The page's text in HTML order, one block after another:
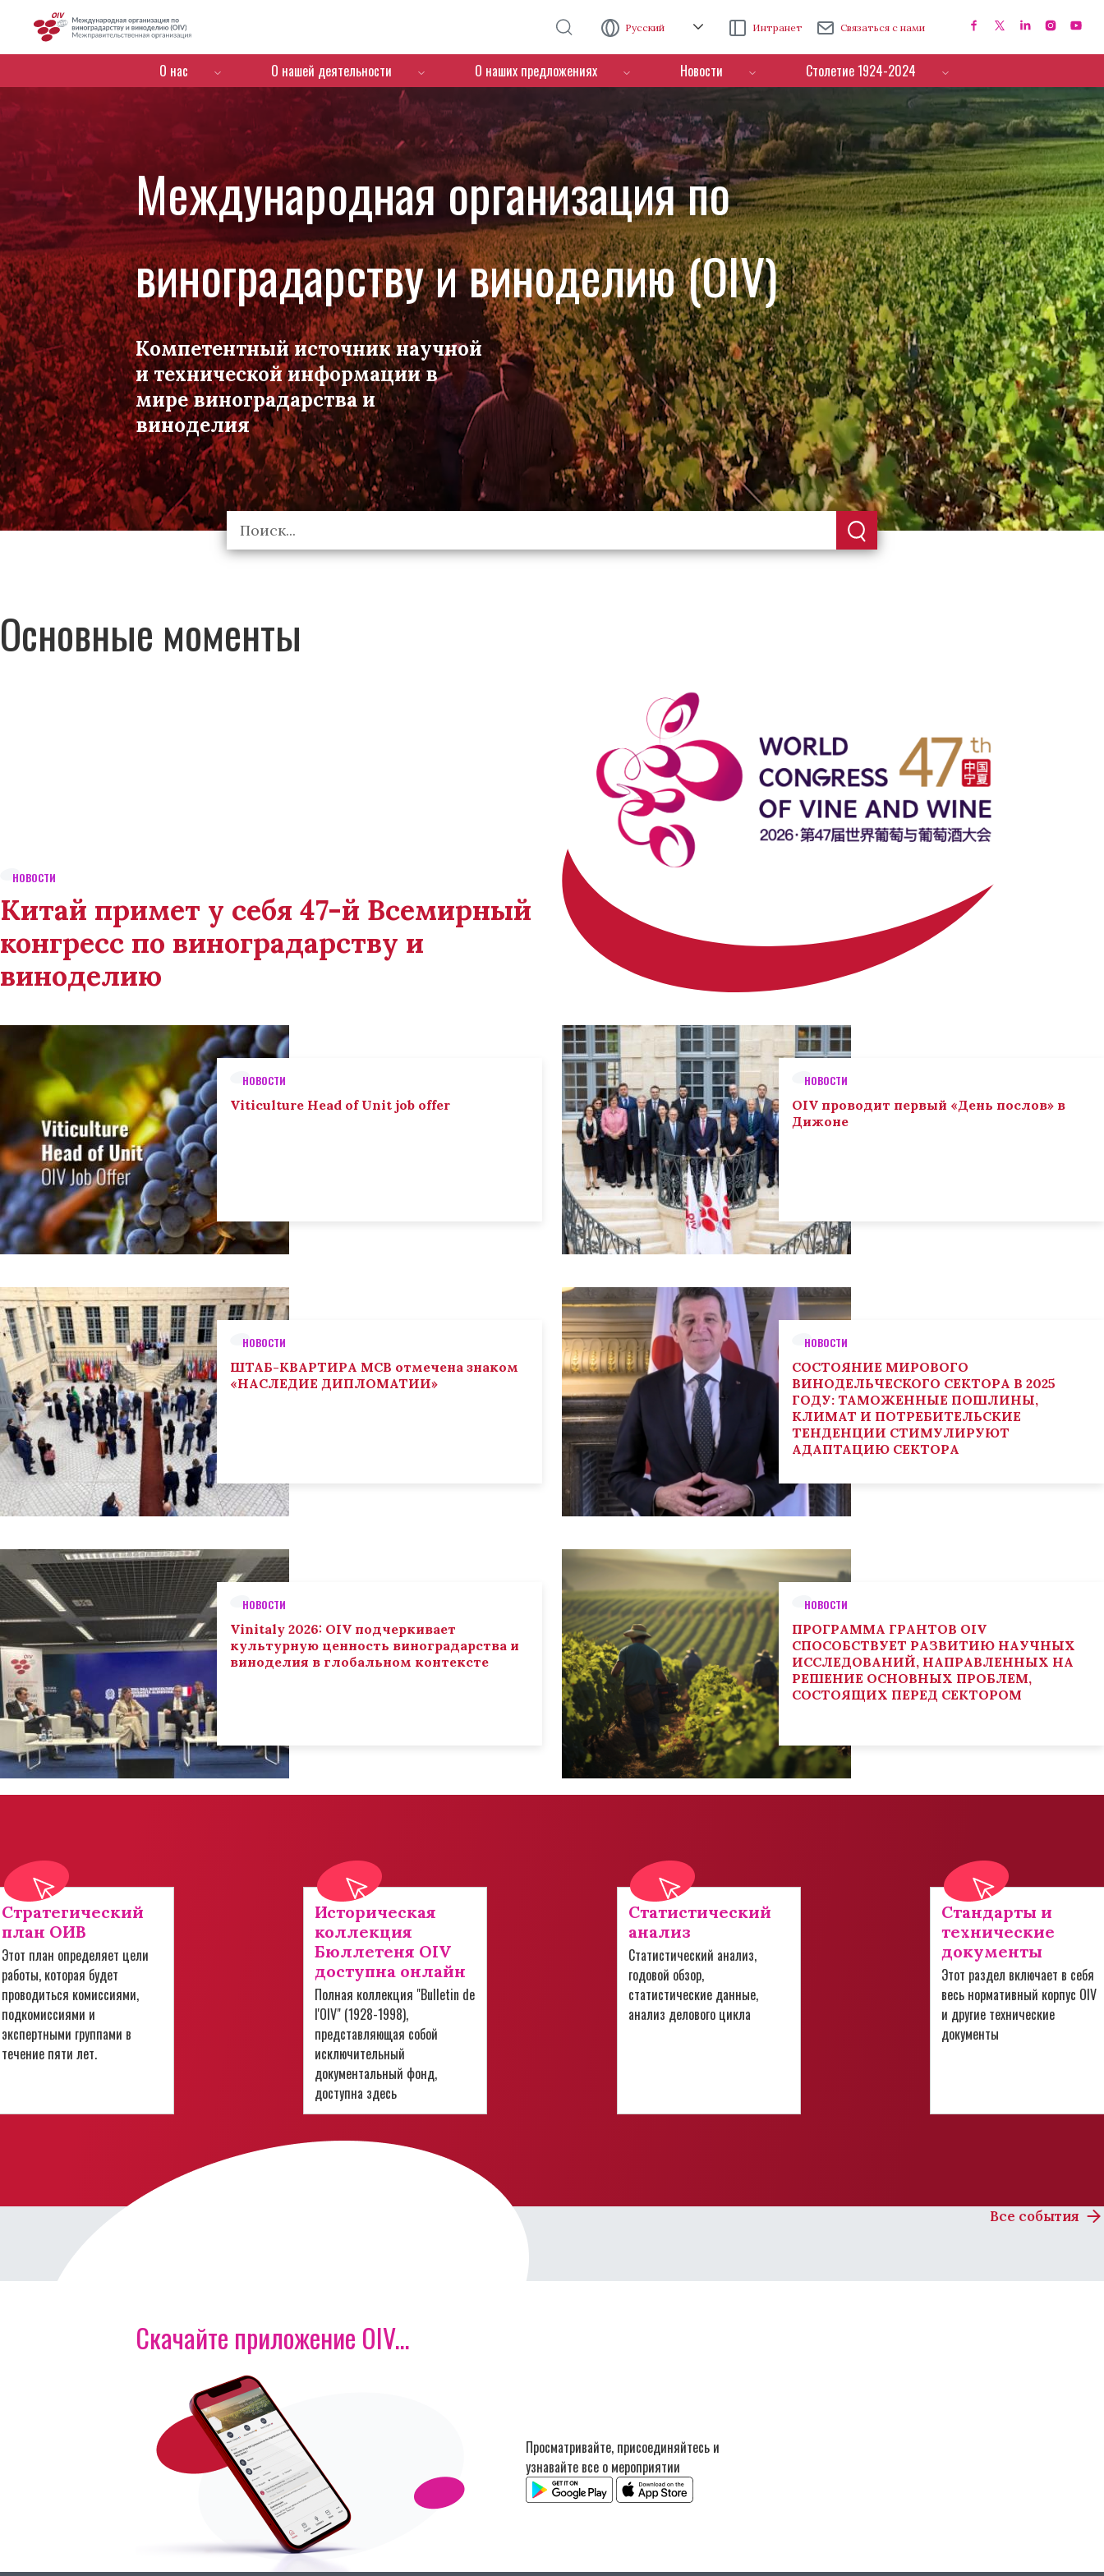
Русский Интранет Связаться с нами
Menú de navegación
О нас О нашей деятельности О наших предложениях Новости Столетие 1924-2024
Международная организация по
виноградарству и виноделию (OIV)
Компетентный источник научной
и технической информации в
мире виноградарства и
виноделия
Основные моменты
НОВОСТИ
Китай примет у себя 47-й Всемирный
конгресс по виноградарству и
виноделию
НОВОСТИ
Viticulture Head of Unit job offer
НОВОСТИ
OIV проводит первый «День послов» в
Дижоне
НОВОСТИ
ШТАБ-КВАРТИРА МСВ отмечена знаком
«НАСЛЕДИЕ ДИПЛОМАТИИ»
НОВОСТИ
СОСТОЯНИЕ МИРОВОГО
ВИНОДЕЛЬЧЕСКОГО СЕКТОРА В 2025
ГОДУ: ТАМОЖЕННЫЕ ПОШЛИНЫ,
КЛИМАТ И ПОТРЕБИТЕЛЬСКИЕ
ТЕНДЕНЦИИ СТИМУЛИРУЮТ
АДАПТАЦИЮ СЕКТОРА
НОВОСТИ
Vinitaly 2026: OIV подчеркивает
культурную ценность виноградарства и
виноделия в глобальном контексте
НОВОСТИ
ПРОГРАММА ГРАНТОВ OIV
СПОСОБСТВУЕТ РАЗВИТИЮ НАУЧНЫХ
ИССЛЕДОВАНИЙ, НАПРАВЛЕННЫХ НА
РЕШЕНИЕ ОСНОВНЫХ ПРОБЛЕМ,
СОСТОЯЩИХ ПЕРЕД СЕКТОРОМ
Стратегический
план ОИВ
Этот план определяет цели
работы, которая будет
проводиться комиссиями,
подкомиссиями и
экспертными группами в
течение пяти лет.
Историческая
коллекция
Бюллетеня OIV
доступна онлайн
Полная коллекция "Bulletin de
l'OIV" (1928-1998),
представляющая собой
исключительный
документальный фонд,
доступна здесь
Статистический
анализ
Статистический анализ,
годовой обзор,
статистические данные,
анализ делового цикла
Стандарты и
технические
документы
Этот раздел включает в себя
весь нормативный корпус OIV
и другие технические
документы
Все события
Скачайте приложение OIV...
Просматривайте, присоединяйтесь и
узнавайте все о мероприятии